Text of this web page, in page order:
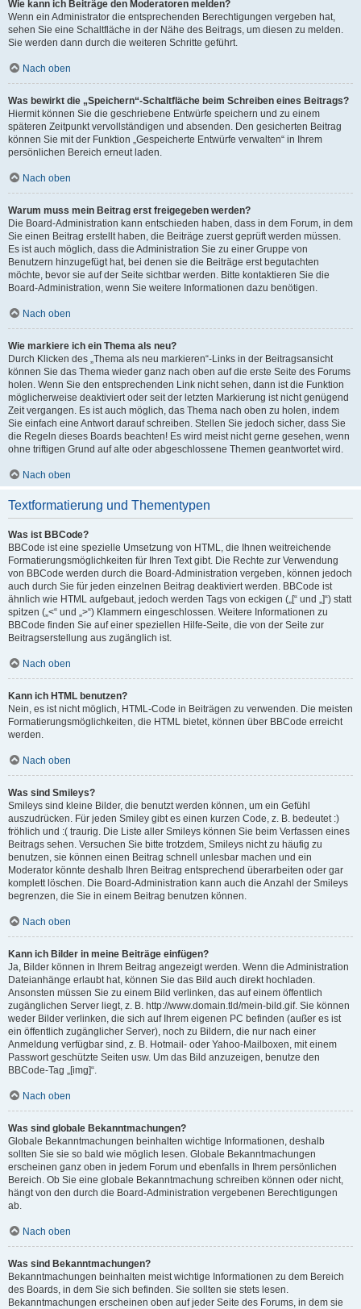
Wie kann ich Beiträge den Moderatoren melden?
Wenn ein Administrator die entsprechenden Berechtigungen vergeben hat,
sehen Sie eine Schaltfläche in der Nähe des Beitrags, um diesen zu melden.
Sie werden dann durch die weiteren Schritte geführt.
Nach oben
Was bewirkt die „Speichern“-Schaltfläche beim Schreiben eines Beitrags?
Hiermit können Sie die geschriebene Entwürfe speichern und zu einem
späteren Zeitpunkt vervollständigen und absenden. Den gesicherten Beitrag
können Sie mit der Funktion „Gespeicherte Entwürfe verwalten“ in Ihrem
persönlichen Bereich erneut laden.
Nach oben
Warum muss mein Beitrag erst freigegeben werden?
Die Board-Administration kann entschieden haben, dass in dem Forum, in dem
Sie einen Beitrag erstellt haben, die Beiträge zuerst geprüft werden müssen.
Es ist auch möglich, dass die Administration Sie zu einer Gruppe von
Benutzern hinzugefügt hat, bei denen sie die Beiträge erst begutachten
möchte, bevor sie auf der Seite sichtbar werden. Bitte kontaktieren Sie die
Board-Administration, wenn Sie weitere Informationen dazu benötigen.
Nach oben
Wie markiere ich ein Thema als neu?
Durch Klicken des „Thema als neu markieren“-Links in der Beitragsansicht
können Sie das Thema wieder ganz nach oben auf die erste Seite des Forums
holen. Wenn Sie den entsprechenden Link nicht sehen, dann ist die Funktion
möglicherweise deaktiviert oder seit der letzten Markierung ist nicht genügend
Zeit vergangen. Es ist auch möglich, das Thema nach oben zu holen, indem
Sie einfach eine Antwort darauf schreiben. Stellen Sie jedoch sicher, dass Sie
die Regeln dieses Boards beachten! Es wird meist nicht gerne gesehen, wenn
ohne triftigen Grund auf alte oder abgeschlossene Themen geantwortet wird.
Nach oben
Textformatierung und Thementypen
Was ist BBCode?
BBCode ist eine spezielle Umsetzung von HTML, die Ihnen weitreichende
Formatierungsmöglichkeiten für Ihren Text gibt. Die Rechte zur Verwendung
von BBCode werden durch die Board-Administration vergeben, können jedoch
auch durch Sie für jeden einzelnen Beitrag deaktiviert werden. BBCode ist
ähnlich wie HTML aufgebaut, jedoch werden Tags von eckigen („[“ und „]“) statt
spitzen („<“ und „>“) Klammern eingeschlossen. Weitere Informationen zu
BBCode finden Sie auf einer speziellen Hilfe-Seite, die von der Seite zur
Beitragserstellung aus zugänglich ist.
Nach oben
Kann ich HTML benutzen?
Nein, es ist nicht möglich, HTML-Code in Beiträgen zu verwenden. Die meisten
Formatierungsmöglichkeiten, die HTML bietet, können über BBCode erreicht
werden.
Nach oben
Was sind Smileys?
Smileys sind kleine Bilder, die benutzt werden können, um ein Gefühl
auszudrücken. Für jeden Smiley gibt es einen kurzen Code, z. B. bedeutet :)
fröhlich und :( traurig. Die Liste aller Smileys können Sie beim Verfassen eines
Beitrags sehen. Versuchen Sie bitte trotzdem, Smileys nicht zu häufig zu
benutzen, sie können einen Beitrag schnell unlesbar machen und ein
Moderator könnte deshalb Ihren Beitrag entsprechend überarbeiten oder gar
komplett löschen. Die Board-Administration kann auch die Anzahl der Smileys
begrenzen, die Sie in einem Beitrag benutzen können.
Nach oben
Kann ich Bilder in meine Beiträge einfügen?
Ja, Bilder können in Ihrem Beitrag angezeigt werden. Wenn die Administration
Dateianhänge erlaubt hat, können Sie das Bild auch direkt hochladen.
Ansonsten müssen Sie zu einem Bild verlinken, das auf einem öffentlich
zugänglichen Server liegt, z. B. http://www.domain.tld/mein-bild.gif. Sie können
weder Bilder verlinken, die sich auf Ihrem eigenen PC befinden (außer es ist
ein öffentlich zugänglicher Server), noch zu Bildern, die nur nach einer
Anmeldung verfügbar sind, z. B. Hotmail- oder Yahoo-Mailboxen, mit einem
Passwort geschützte Seiten usw. Um das Bild anzuzeigen, benutze den
BBCode-Tag „[img]“.
Nach oben
Was sind globale Bekanntmachungen?
Globale Bekanntmachungen beinhalten wichtige Informationen, deshalb
sollten Sie sie so bald wie möglich lesen. Globale Bekanntmachungen
erscheinen ganz oben in jedem Forum und ebenfalls in Ihrem persönlichen
Bereich. Ob Sie eine globale Bekanntmachung schreiben können oder nicht,
hängt von den durch die Board-Administration vergebenen Berechtigungen
ab.
Nach oben
Was sind Bekanntmachungen?
Bekanntmachungen beinhalten meist wichtige Informationen zu dem Bereich
des Boards, in dem Sie sich befinden. Sie sollten sie stets lesen.
Bekanntmachungen erscheinen oben auf jeder Seite des Forums, in dem sie